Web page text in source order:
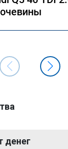
денег